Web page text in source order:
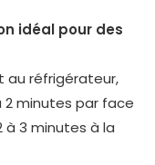
idéal pour des
au réfrigérateur,
2 minutes par face
à 3 minutes à la